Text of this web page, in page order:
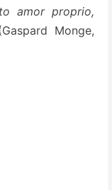
amor proprio,
Monge,